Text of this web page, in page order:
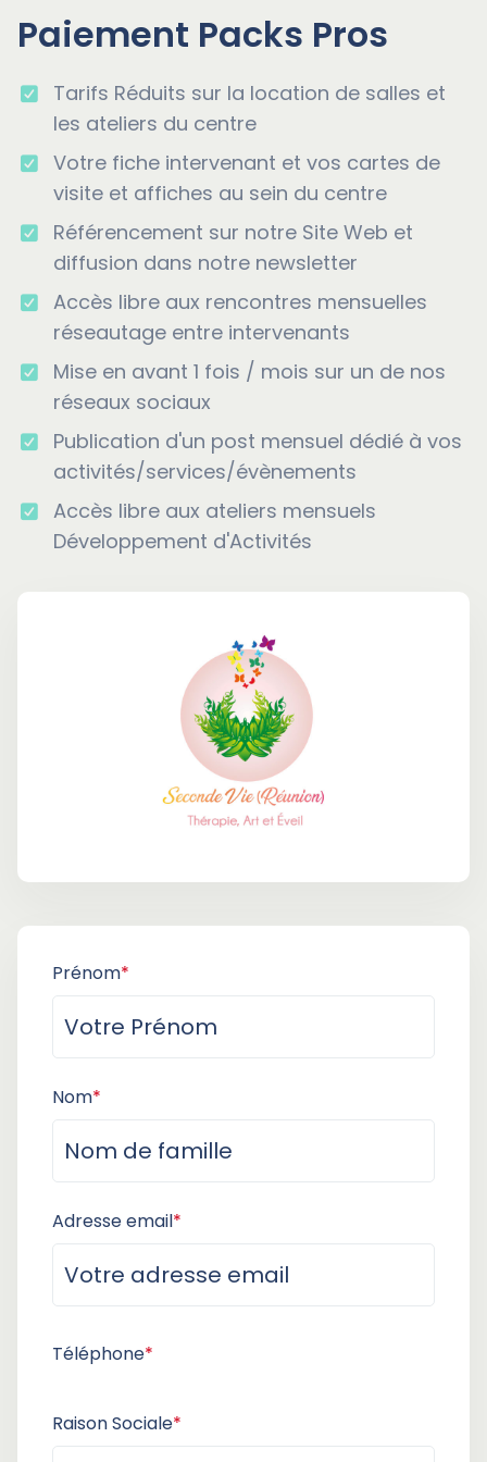
Paiement Packs Pros
Tarifs Réduits sur la location de salles et
les ateliers du centre
Votre fiche intervenant et vos cartes de
visite et affiches au sein du centre
Référencement sur notre Site Web et
diffusion dans notre newsletter
Accès libre aux rencontres mensuelles
réseautage entre intervenants
Mise en avant 1 fois / mois sur un de nos
réseaux sociaux
Publication d'un post mensuel dédié à vos
activités/services/évènements
Accès libre aux ateliers mensuels
Développement d'Activités
Prénom*
Nom*
Adresse email*
Téléphone*
Raison Sociale*